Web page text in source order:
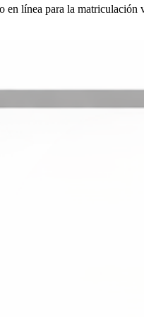
en línea para la matriculación